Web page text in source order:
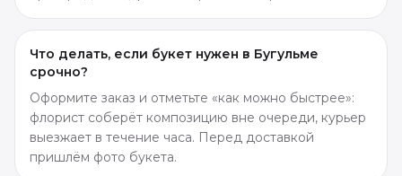
Что делать, если букет нужен в Бугульме
срочно?
Оформите заказ и отметьте «как можно быстрее»:
флорист соберёт композицию вне очереди, курьер
выезжает в течение часа. Перед доставкой
пришлём фото букета.